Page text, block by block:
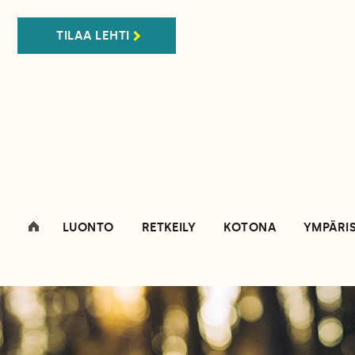
TILAA LEHTI
LUONTO RETKEILY KOTONA